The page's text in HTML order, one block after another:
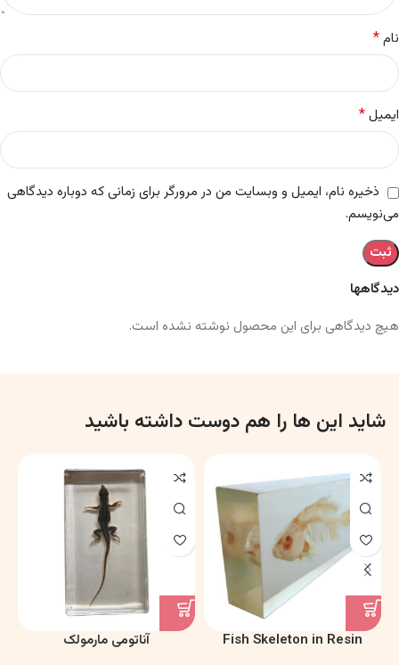
دیدگاهها
هیچ دیدگاهی برای این محصول نوشته نشده است.
نام*
ایمیل*
ذخیره نام، ایمیل و وبسایت من در مرورگر برای زمانی که دوباره دیدگاهی
می‌نویسم.
شاید این ها را هم دوست داشته باشید
Fish Skeleton in Resin
آناتومی مارمولک